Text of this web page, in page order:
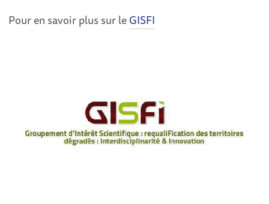
Pour en savoir plus sur leGISFI